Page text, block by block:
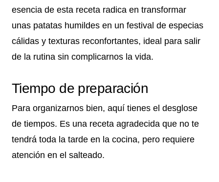
esencia de esta receta radica en transformar
unas patatas humildes en un festival de especias
cálidas y texturas reconfortantes, ideal para salir
de la rutina sin complicarnos la vida.
Tiempo de preparación
Para organizarnos bien, aquí tienes el desglose
de tiempos. Es una receta agradecida que no te
tendrá toda la tarde en la cocina, pero requiere
atención en el salteado.